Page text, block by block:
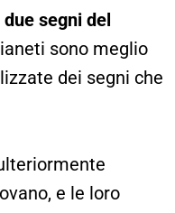
segni del
sono meglio
dei segni che
e le loro